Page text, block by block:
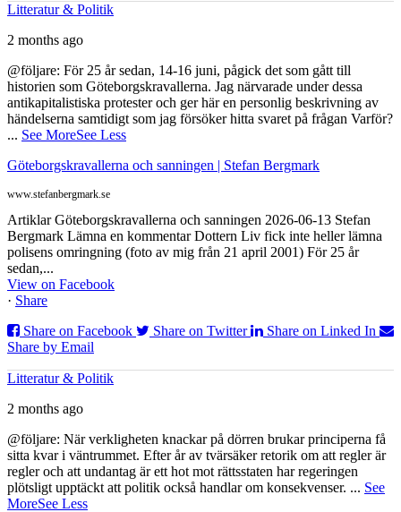
Litteratur & Politik
2 months ago
@följare: För 25 år sedan, 14-16 juni, pågick det som gått till
historien som Göteborgskravallerna. Jag närvarade under dessa
antikapitalistiska protester och ger här en personlig beskrivning av
händelserna samtidigt som jag försöker hitta svaret på frågan Varför?
... See MoreSee Less
Göteborgskravallerna och sanningen | Stefan Bergmark
www.stefanbergmark.se
Artiklar Göteborgskravallerna och sanningen 2026-06-13 Stefan
Bergmark Lämna en kommentar Dottern Liv fick inte heller lämna
polisens omringning (foto av mig från 21 april 2001) För 25 år
sedan,...
View on Facebook
· Share
Share on Facebook
Share on Twitter
Share on Linked In
Share by Email
Litteratur & Politik
2 months ago
@följare: När verkligheten knackar på dörren brukar principerna få
sitta kvar i väntrummet. Efter år av tvärsäker retorik om att regler är
regler och att undantag är ett hot mot rättsstaten har regeringen
plötsligt upptäckt att politik också handlar om konsekvenser. ... See
MoreSee Less